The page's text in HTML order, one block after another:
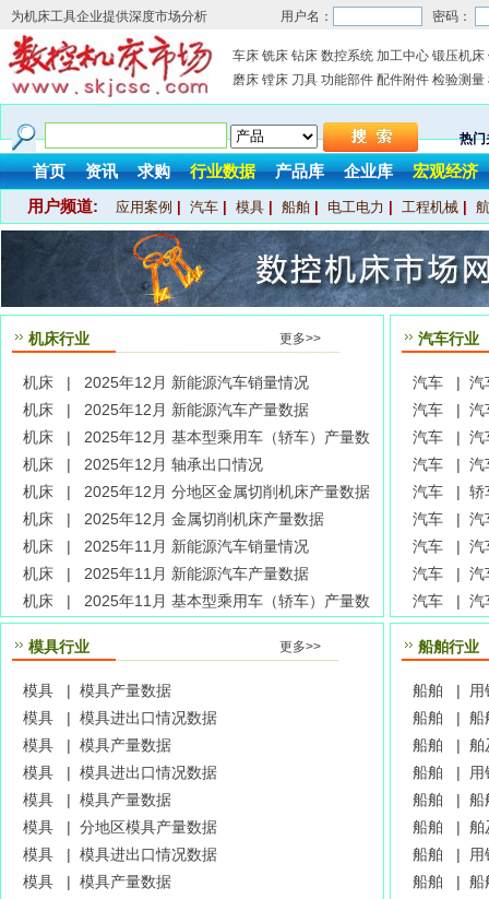
为机床工具企业提供深度市场分析 用户名： 密码：
车床 铣床 钻床 数控系统 加工中心 锻压机床
磨床 镗床 刀具 功能部件 配件附件 检验测量
热门
首页 资讯 求购 行业数据 产品库 企业库 宏观经济
用户频道: 应用案例 汽车 模具 船舶 电工电力 工程机械
机床行业 更多>>
机床 | 2025年12月 新能源汽车销量情况
机床 | 2025年12月 新能源汽车产量数据
机床 | 2025年12月 基本型乘用车（轿车）产量数
据
机床 | 2025年12月 轴承出口情况
机床 | 2025年12月 分地区金属切削机床产量数据
机床 | 2025年12月 金属切削机床产量数据
机床 | 2025年11月 新能源汽车销量情况
机床 | 2025年11月 新能源汽车产量数据
机床 | 2025年11月 基本型乘用车（轿车）产量数
据
汽车行业
汽车 | 汽
汽车 | 汽
汽车 | 汽
据
汽车 | 汽
汽车 | 轿
汽车 | 汽
汽车 | 汽
汽车 | 汽
据
汽车 | 汽
模具行业 更多>>
模具 | 模具产量数据
模具 | 模具进出口情况数据
模具 | 模具产量数据
模具 | 模具进出口情况数据
模具 | 模具产量数据
模具 | 分地区模具产量数据
模具 | 模具进出口情况数据
模具 | 模具产量数据
船舶行业
船舶 |
船舶 | 船
船舶 | 舶
船舶 |
船舶 | 船
船舶 | 舶
船舶 |
船舶 | 船